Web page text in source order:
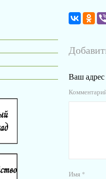
Ваш адрес
Имя *